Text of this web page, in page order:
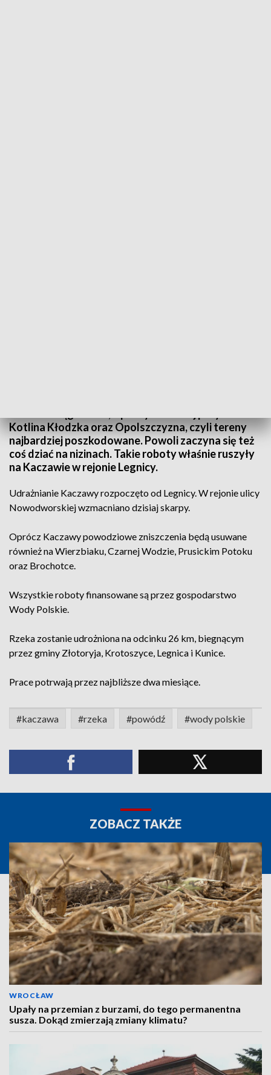
Kotlina Kłodzka oraz Opolszczyzna, czyli tereny
najbardziej poszkodowane. Powoli zaczyna się też
coś dziać na nizinach. Takie roboty właśnie ruszyły
na Kaczawie w rejonie Legnicy.
Udrażnianie Kaczawy rozpoczęto od Legnicy. W rejonie ulicy
Nowodworskiej wzmacniano dzisiaj skarpy.
Oprócz Kaczawy powodziowe zniszczenia będą usuwane
również na Wierzbiaku, Czarnej Wodzie, Prusickim Potoku
oraz Brochotce.
Wszystkie roboty finansowane są przez gospodarstwo
Wody Polskie.
Rzeka zostanie udrożniona na odcinku 26 km, biegnącym
przez gminy Złotoryja, Krotoszyce, Legnica i Kunice.
Prace potrwają przez najbliższe dwa miesiące.
#kaczawa #rzeka #powódź #wody polskie
ZOBACZ TAKŻE
WROCŁAW
Upały na przemian z burzami, do tego permanentna
susza. Dokąd zmierzają zmiany klimatu?